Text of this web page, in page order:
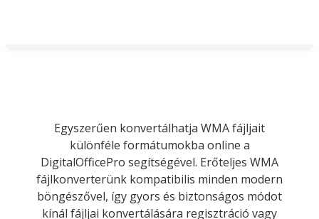
Egyszerűen konvertálhatja WMA fájljait
különféle formátumokba online a
DigitalOfficePro segítségével. Erőteljes WMA
fájlkonverterünk kompatibilis minden modern
böngészővel, így gyors és biztonságos módot
kínál fájljai konvertálására regisztráció vagy